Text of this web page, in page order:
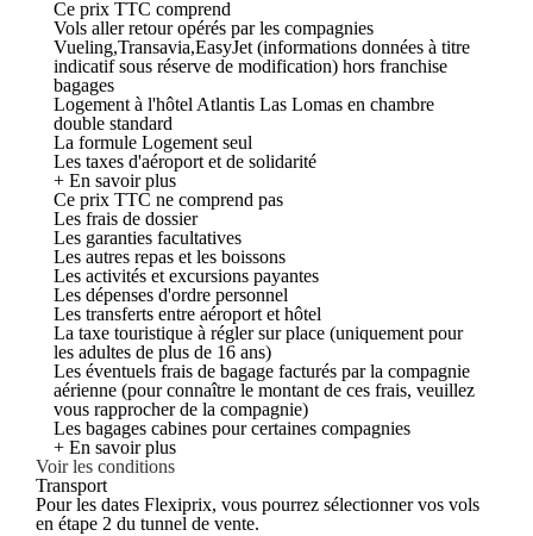
Ce prix TTC comprend
Vols aller retour opérés par les compagnies
Vueling,Transavia,EasyJet (informations données à titre
indicatif sous réserve de modification) hors franchise
bagages
Logement à l'hôtel Atlantis Las Lomas en chambre
double standard
La formule Logement seul
Les taxes d'aéroport et de solidarité
+ En savoir plus
Ce prix TTC ne comprend pas
Les frais de dossier
Les garanties facultatives
Les autres repas et les boissons
Les activités et excursions payantes
Les dépenses d'ordre personnel
Les transferts entre aéroport et hôtel
La taxe touristique à régler sur place (uniquement pour
les adultes de plus de 16 ans)
Les éventuels frais de bagage facturés par la compagnie
aérienne (pour connaître le montant de ces frais, veuillez
vous rapprocher de la compagnie)
Les bagages cabines pour certaines compagnies
+ En savoir plus
Voir les conditions
Transport
Pour les dates Flexiprix, vous pourrez sélectionner vos vols
en étape 2 du tunnel de vente.